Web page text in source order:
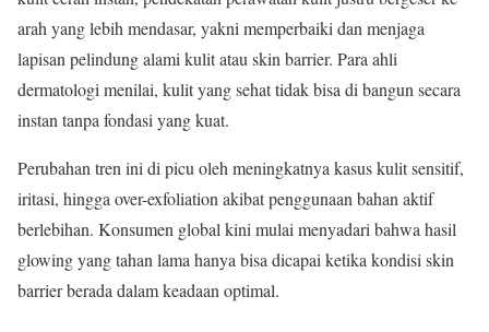
arah yang lebih mendasar, yakni memperbaiki dan menjaga
lapisan pelindung alami kulit atau skin barrier. Para ahli
dermatologi menilai, kulit yang sehat tidak bisa di bangun secara
instan tanpa fondasi yang kuat.
Perubahan tren ini di picu oleh meningkatnya kasus kulit sensitif,
iritasi, hingga over-exfoliation akibat penggunaan bahan aktif
berlebihan. Konsumen global kini mulai menyadari bahwa hasil
glowing yang tahan lama hanya bisa dicapai ketika kondisi skin
barrier berada dalam keadaan optimal.